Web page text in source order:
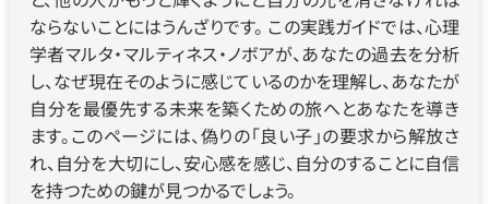
ならないことにはうんざりです。 この実践ガイドでは、心理
学者マルタ・マルティネス・ノボアが、あなたの過去を分析
し、なぜ現在そのように感じているのかを理解し、あなたが
自分を最優先する未来を築くための旅へとあなたを導き
ます。このページには、偽りの「良い子」の要求から解放さ
れ、自分を大切にし、安心感を感じ、自分のすることに自信
を持つための鍵が見つかるでしょう。